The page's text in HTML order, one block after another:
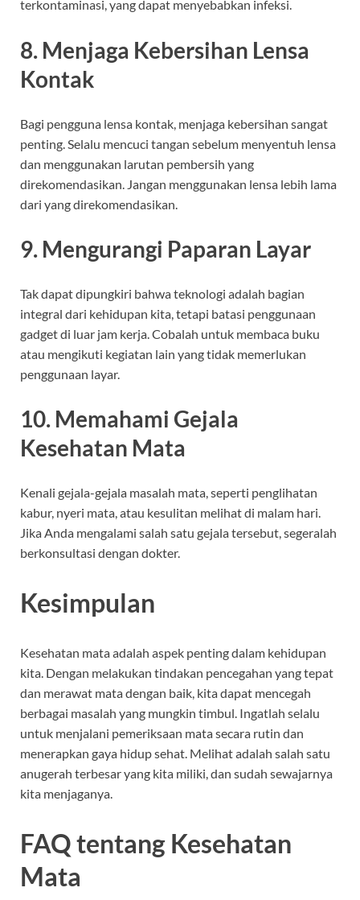
terkontaminasi, yang dapat menyebabkan infeksi.
8. Menjaga Kebersihan Lensa
Kontak
Bagi pengguna lensa kontak, menjaga kebersihan sangat
penting. Selalu mencuci tangan sebelum menyentuh lensa
dan menggunakan larutan pembersih yang
direkomendasikan. Jangan menggunakan lensa lebih lama
dari yang direkomendasikan.
9. Mengurangi Paparan Layar
Tak dapat dipungkiri bahwa teknologi adalah bagian
integral dari kehidupan kita, tetapi batasi penggunaan
gadget di luar jam kerja. Cobalah untuk membaca buku
atau mengikuti kegiatan lain yang tidak memerlukan
penggunaan layar.
10. Memahami Gejala
Kesehatan Mata
Kenali gejala-gejala masalah mata, seperti penglihatan
kabur, nyeri mata, atau kesulitan melihat di malam hari.
Jika Anda mengalami salah satu gejala tersebut, segeralah
berkonsultasi dengan dokter.
Kesimpulan
Kesehatan mata adalah aspek penting dalam kehidupan
kita. Dengan melakukan tindakan pencegahan yang tepat
dan merawat mata dengan baik, kita dapat mencegah
berbagai masalah yang mungkin timbul. Ingatlah selalu
untuk menjalani pemeriksaan mata secara rutin dan
menerapkan gaya hidup sehat. Melihat adalah salah satu
anugerah terbesar yang kita miliki, dan sudah sewajarnya
kita menjaganya.
FAQ tentang Kesehatan
Mata